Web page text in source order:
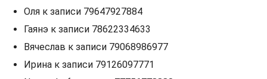
Оля к записи 79647927884
Гаянэ к записи 78622334633
Вячеслав к записи 79068986977
Ирина к записи 79126097771